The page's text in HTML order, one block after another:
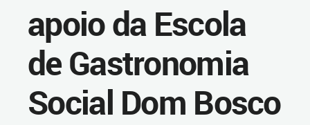
apoio da Escola
de Gastronomia
Social Dom Bosco